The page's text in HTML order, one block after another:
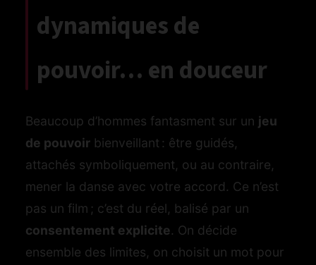
dynamiques de
pouvoir… en douceur
Beaucoup d’hommes fantasment sur un jeu
de pouvoir bienveillant : être guidés,
attachés symboliquement, ou au contraire,
mener la danse avec votre accord. Ce n’est
pas un film ; c’est du réel, balisé par un
consentement explicite. On décide
ensemble des limites, on choisit un mot pour